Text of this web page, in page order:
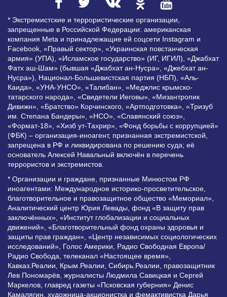
* Экстремистские и террористические организации,
запрещенные в Российской Федерации: американская
компания Meta и принадлежащие ей соцсети Instagram и
Facebook, «Правый сектор», «Украинская повстанческая
армия» (УПА), «Исламское государство» (ИГ, ИГИЛ), «Джабхат
Фатх аш-Шам» (бывшая «Джабхат ан-Нусра», «Джебхат ан-
Нусра»), Национал-Большевистская партия (НБП), «Аль-
Каида», «УНА-УНСО», «Талибан», «Меджлис крымско-
татарского народа», «Свидетели Иеговы», «Мизантропик
Дивижн», «Братство» Корчинского, «Артподготовка», «Тризуб
им. Степана Бандеры», «НСО», «Славянский союз»,
«Формат-18», «Хизб ут-Тахрир», «Фонд борьбы с коррупцией»
(ФБК) – организация-иноагент, признанная экстремистской,
запрещена в РФ и ликвидирована по решению суда; её
основатель Алексей Навальный включён в перечень
террористов и экстремистов.
* Организации и граждане, признанные Минюстом РФ
иноагентами: Международное историко-просветительское,
благотворительное и правозащитное общество «Мемориал»,
Аналитический центр Юрия Левады, фонд «В защиту прав
заключённых», «Институт глобализации и социальных
движений», «Благотворительный фонд охраны здоровья и
защиты прав граждан», «Центр независимых социологических
исследований», Голос Америки, Радио Свободная Европа/
Радио Свобода, телеканал «Настоящее время»,
Кавказ.Реалии, Крым.Реалии, Сибирь.Реалии, правозащитник
Лев Пономарёв, журналисты Людмила Савицкая и Сергей
Маркелов, главред газеты «Псковская губерния» Денис
Камалягин, художница-акционистка и фемактивистка Дарья